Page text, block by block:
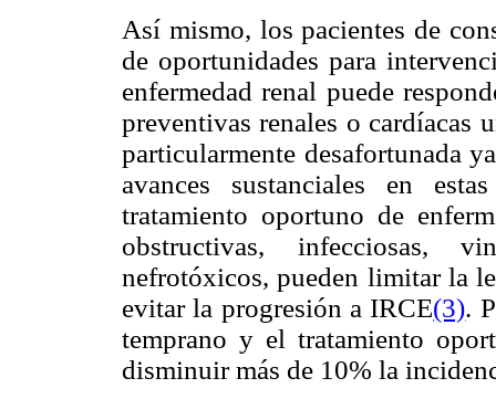
Así mismo, los pacientes de
de oportunidades para
enfermedad renal puede
preventivas renales o cardíacas
particularmente desafortunada
avances sustanciales en
tratamiento oportuno de
obstructivas, infecciosas,
nefrotóxicos, pueden limitar la
evitar la progresión a IRCE(3).
temprano y el tratamiento
disminuir más de 10% la